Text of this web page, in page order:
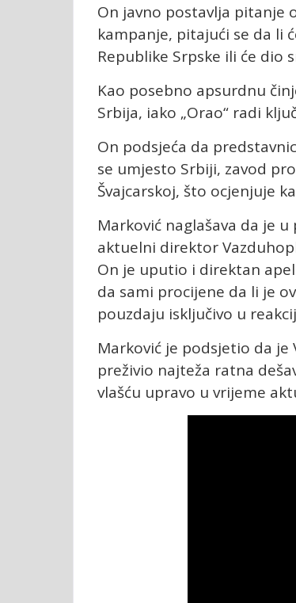
On javno postavlja pitanje
kampanje, pitajući se da li
Republike Srpske ili će dio
Kao posebno apsurdnu
Srbija, iako „Orao“ radi
On podsjeća da
se umjesto Srbiji, zavod
Švajcarskoj, što ocjenjuje
Marković naglašava da je
aktuelni direktor
On je uputio i direktan
da sami procijene da li je
pouzdaju isključivo u
Marković je podsjetio da
preživio najteža ratna
vlašću upravo u vrijeme